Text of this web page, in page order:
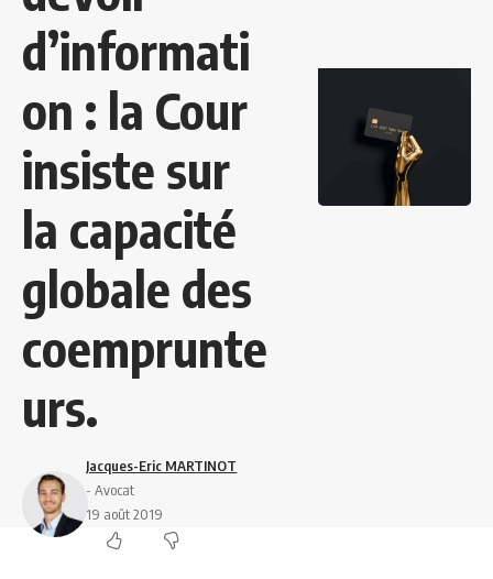
d’informati
on : la Cour
insiste sur
la capacité
globale des
coemprunte
urs.
Jacques-Eric MARTINOT
- Avocat
19 août 2019